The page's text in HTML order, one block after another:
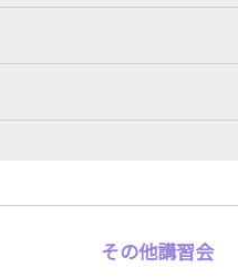
その他講習会